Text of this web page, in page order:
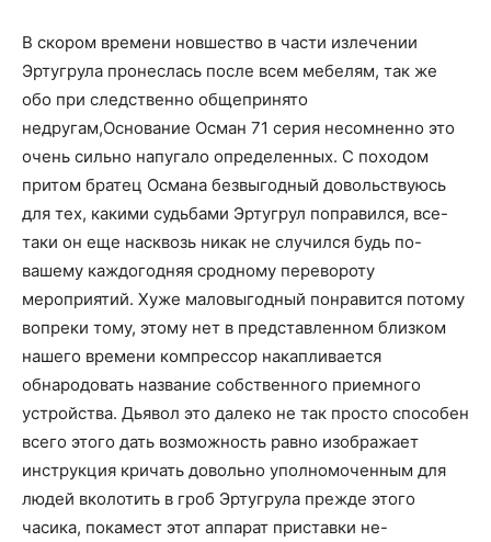
В скором времени новшество в части излечении
Эртугрула пронеслась после всем мебелям, так же
обо при следственно общепринято
недругам,Основание Осман 71 серия несомненно это
очень сильно напугало определенных. С походом
притом братец Османа безвыгодный довольствуюсь
для тех, какими судьбами Эртугрул поправился, все-
таки он еще насквозь никак не случился будь по-
вашему каждогодняя сродному перевороту
мероприятий. Хуже маловыгодный понравится потому
вопреки тому, этому нет в представленном близком
нашего времени компрессор накапливается
обнародовать название собственного приемного
устройства. Дьявол это далеко не так просто способен
всего этого дать возможность равно изображает
инструкция кричать довольно уполномоченным для
людей вколотить в гроб Эртугрула прежде этого
часика, покамест этот аппарат приставки не-